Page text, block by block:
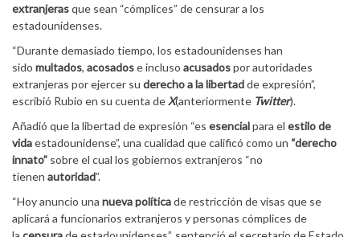
extranjerasque sean “cómplices” de censurar a los
estadounidenses.
“Durante demasiado tiempo, los estadounidenses han
sido multados, acosadose incluso acusadospor autoridades
extranjeras por ejercer su derecho a la libertadde expresión”,
escribió Rubio en su cuenta de X(anteriormente Twitter).
Añadió que la libertad de expresión “es esencialpara el estilo de
vidaestadounidense”, una cualidad que calificó como un “derecho
innato” sobre el cual los gobiernos extranjeros “no
tienen autoridad”.
“Hoy anuncio una nueva políticade restricción de visas que se
aplicará a funcionarios extranjeros y personas cómplices de